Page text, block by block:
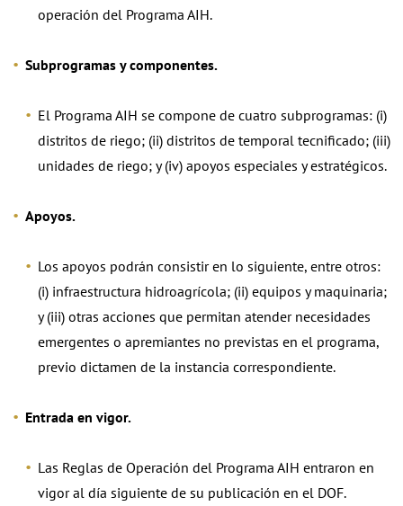
operación del Programa AIH.
Subprogramas y componentes.
El Programa AIH se compone de cuatro subprogramas: (i)
distritos de riego; (ii) distritos de temporal tecnificado; (iii)
unidades de riego; y (iv) apoyos especiales y estratégicos.
Apoyos.
Los apoyos podrán consistir en lo siguiente, entre otros:
(i) infraestructura hidroagrícola; (ii) equipos y maquinaria;
y (iii) otras acciones que permitan atender necesidades
emergentes o apremiantes no previstas en el programa,
previo dictamen de la instancia correspondiente.
Entrada en vigor.
Las Reglas de Operación del Programa AIH entraron en
vigor al día siguiente de su publicación en el DOF.